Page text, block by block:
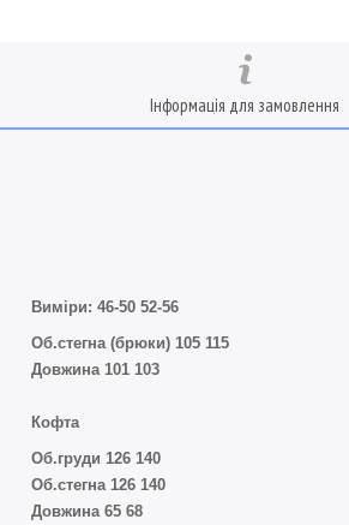
Інформація для замовлення
Виміри: 46-50 52-56
Об.стегна (брюки) 105 115
Довжина 101 103
Кофта
Об.груди 126 140
Об.стегна 126 140
Довжина 65 68